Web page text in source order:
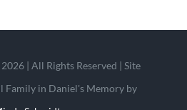
| All Rights Reserved | Site
Family in Daniel's Memory by